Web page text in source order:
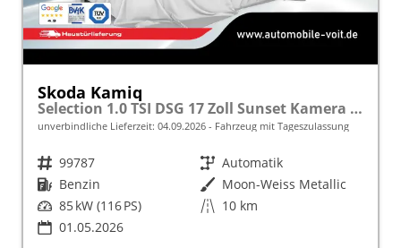
Skoda Kamiq
Selection 1.0 TSI DSG 17 Zoll Sunset Kamera PDC v+h
unverbindliche Lieferzeit: 04.09.2026 Fahrzeug mit Tageszulassung
Fahrzeugnr. 99787 Getriebe Automatik
Kraftstoff Benzin Außenfarbe Moon-Weiss Metallic
Leistung 85 kW (116 PS) Kilometerstand 10 km
01.05.2026